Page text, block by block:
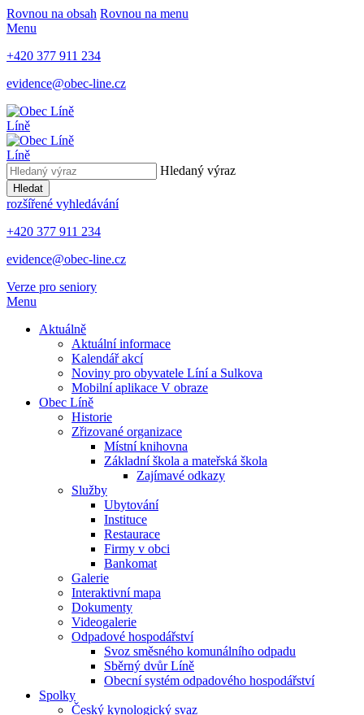
Rovnou na obsah Rovnou na menu
Menu
+420 377 911 234
evidence@obec-line.cz
Líně
Líně
Hledaný výraz
Hledat
rozšířené vyhledávání
+420 377 911 234
evidence@obec-line.cz
Verze pro seniory
Menu
Aktuálně
Aktuální informace
Kalendář akcí
Noviny pro obyvatele Líní a Sulkova
Mobilní aplikace V obraze
Obec Líně
Historie
Zřizované organizace
Místní knihovna
Základní škola a mateřská škola
Zajímavé odkazy
Služby
Ubytování
Instituce
Restaurace
Firmy v obci
Bankomat
Galerie
Interaktivní mapa
Dokumenty
Videogalerie
Odpadové hospodářství
Svoz směsného komunálního odpadu
Sběrný dvůr Líně
Obecní systém odpadového hospodářství
Spolky
Český kynologický svaz